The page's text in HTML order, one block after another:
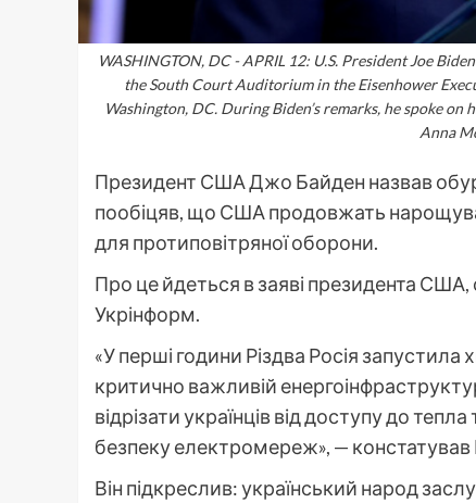
WASHINGTON, DC - APRIL 12: U.S. President Joe
the South Court Auditorium in the Eisenhower
Washington, DC. During Biden’s remarks, he spoke
Anna
Президент США Джо Байден назвав
пообіцяв, що США продовжать
для протиповітряної оборони.
Про це йдеться в заяві президента
Укрінформ.
«У перші години Різдва Росія запустила
критично важливій
відрізати українців від доступу до
безпеку електромереж», — констатував
Він підкреслив: український народ